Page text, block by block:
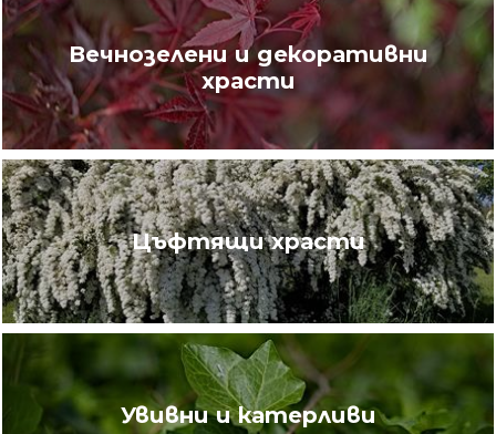
Вечнозелени и декоративни
храсти
Цъфтящи храсти
Увивни и катерливи